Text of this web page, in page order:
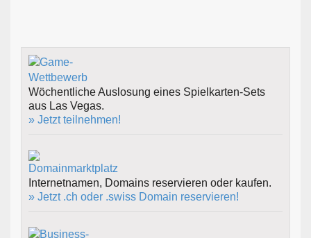
Wöchentliche Auslosung eines Spielkarten-Sets
aus Las Vegas.
» Jetzt teilnehmen!
Internetnamen, Domains reservieren oder kaufen.
» Jetzt .ch oder .swiss Domain reservieren!